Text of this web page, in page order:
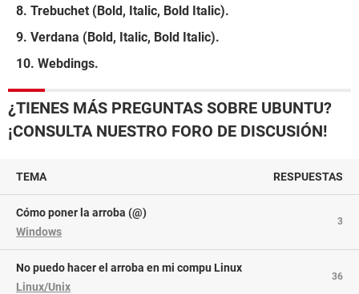
Trebuchet (Bold, Italic, Bold Italic).
Verdana (Bold, Italic, Bold Italic).
Webdings.
¿TIENES MÁS PREGUNTAS SOBRE UBUNTU?
¡CONSULTA NUESTRO FORO DE DISCUSIÓN!
TEMA RESPUESTAS
Cómo poner la arroba (@)
Windows
3
No puedo hacer el arroba en mi compu Linux
Linux/Unix
36